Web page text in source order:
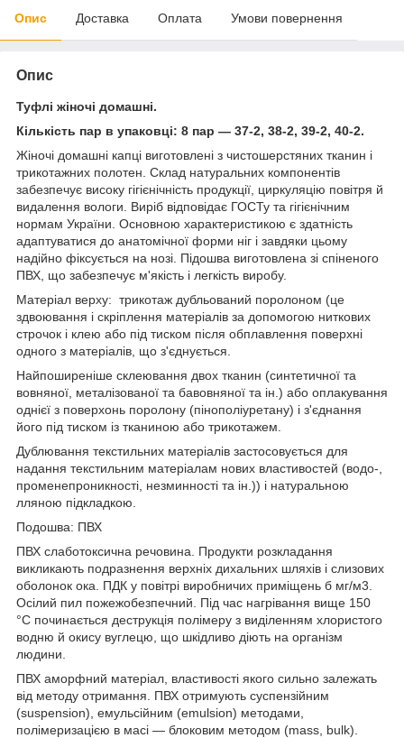
Опис Доставка Оплата Умови повернення
Опис
Туфлі жіночі домашні.
Кількість пар в упаковці: 8 пар — 37-2, 38-2, 39-2, 40-2.
Жіночі домашні капці виготовлені з чистошерстяних тканин і
трикотажних полотен. Склад натуральних компонентів
забезпечує високу гігієнічність продукції, циркуляцію повітря й
видалення вологи. Виріб відповідає ГОСТу та гігієнічним
нормам України. Основною характеристикою є здатність
адаптуватися до анатомічної форми ніг і завдяки цьому
надійно фіксується на нозі. Підошва виготовлена зі спіненого
ПВХ, що забезпечує м'якість і легкість виробу.
Матеріал верху: трикотаж дубльований поролоном (це
здвоювання і скріплення матеріалів за допомогою ниткових
строчок і клею або під тиском після обплавлення поверхні
одного з матеріалів, що з'єднується.
Найпоширеніше склеювання двох тканин (синтетичної та
вовняної, металізованої та бавовняної та ін.) або оплакування
однієї з поверхонь поролону (пінополіуретану) і з'єднання
його під тиском із тканиною або трикотажем.
Дублювання текстильних матеріалів застосовується для
надання текстильним матеріалам нових властивостей (водо-,
променепроникності, незминності та ін.)) і натуральною
лляною підкладкою.
Подошва: ПВХ
ПВХ слаботоксична речовина. Продукти розкладання
викликають подразнення верхніх дихальних шляхів і слизових
оболонок ока. ПДК у повітрі виробничих приміщень б мг/м3.
Осілий пил пожежобезпечний. Під час нагрівання вище 150
°C починається деструкція полімеру з виділенням хлористого
водню й окису вуглецю, що шкідливо діють на організм
людини.
ПВХ аморфний матеріал, властивості якого сильно залежать
від методу отримання. ПВХ отримують суспензійним
(suspension), емульсійним (emulsion) методами,
полімеризацією в масі — блоковим методом (mass, bulk).